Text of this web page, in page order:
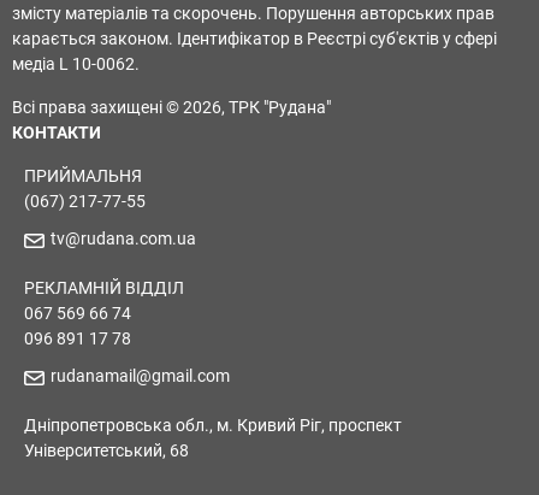
змісту матеріалів та скорочень. Порушення авторських прав
карається законом. Ідентифікатор в Реєстрі суб'єктів у сфері
медіа L 10-0062.
Всі права захищені © 2026, ТРК "Рудана"
КОНТАКТИ
ПРИЙМАЛЬНЯ
(067) 217-77-55
tv@rudana.com.ua
РЕКЛАМНІЙ ВІДДІЛ
067 569 66 74
096 891 17 78
rudanamail@gmail.com
Дніпропетровська обл., м. Кривий Ріг, проспект
Університетський, 68